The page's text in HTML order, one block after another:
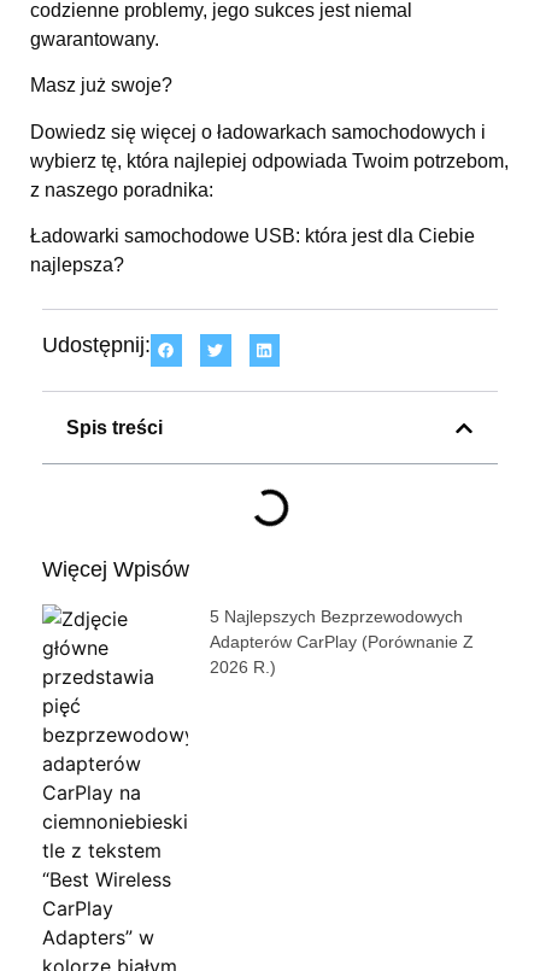
codzienne problemy, jego sukces jest niemal
gwarantowany.
Masz już swoje?
Dowiedz się więcej o ładowarkach samochodowych i
wybierz tę, która najlepiej odpowiada Twoim potrzebom,
z naszego poradnika:
Ładowarki samochodowe USB: która jest dla Ciebie
najlepsza?
Udostępnij:
Spis treści
Więcej Wpisów
5 Najlepszych Bezprzewodowych
Adapterów CarPlay (porównanie Z
2026 R.)